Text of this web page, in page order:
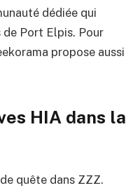
dédiée qui
de Port Elpis. Pour
propose aussi
HIA dans la
quête dans ZZZ.